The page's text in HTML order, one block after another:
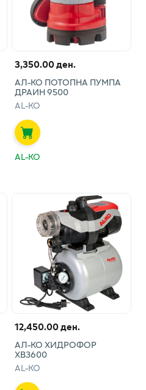
3,350.00 ден.
АЛ-КО ПОТОПНА ПУМПА
ДРАИН 9500
AL-KO
AL-KO
12,450.00 ден.
АЛ-КО ХИДРОФОР
ХВ3600
AL-KO